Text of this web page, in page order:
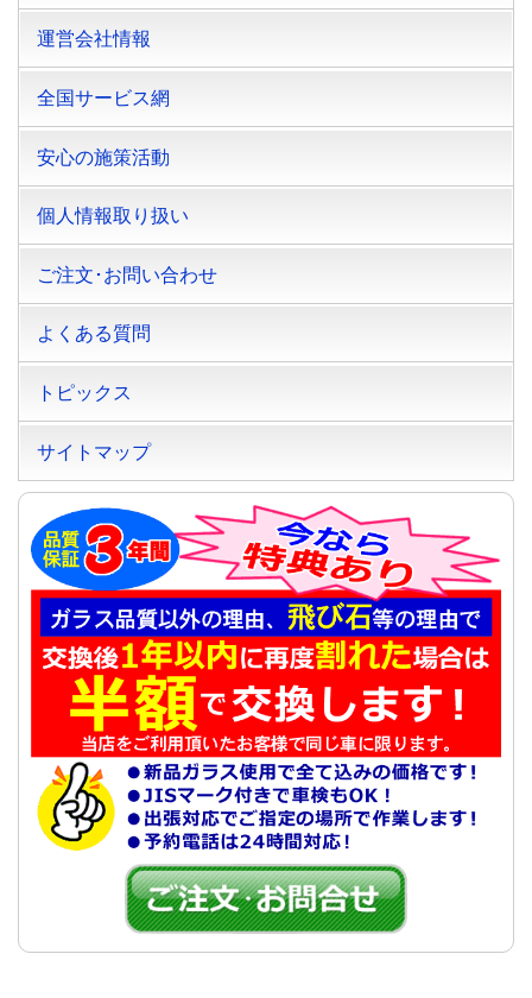
運営会社情報
全国サービス網
安心の施策活動
個人情報取り扱い
ご注文･お問い合わせ
よくある質問
トピックス
サイトマップ